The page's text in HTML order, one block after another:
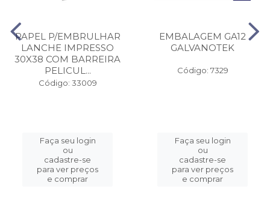
PAPEL P/EMBRULHAR
LANCHE IMPRESSO
30X38 COM BARREIRA
PELICUL...
Código: 33009
Faça seu login
ou
cadastre-se
para ver preços
e comprar
EMBALAGEM GA12
GALVANOTEK
Código: 7329
Faça seu login
ou
cadastre-se
para ver preços
e comprar